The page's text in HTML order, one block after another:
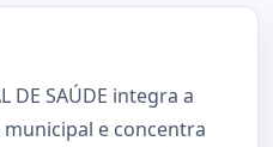
DE SAÚDE integra a
e concentra